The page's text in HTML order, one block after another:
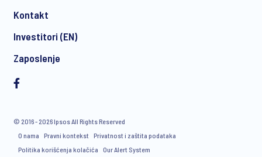
communication about products and services including
Kontakt
Investitori (EN)
Zaposlenje
© 2016 - 2026 Ipsos All Rights Reserved
O nama
Pravni kontekst Privatnost i zaštita podataka
Politika korišćenja kolačića
Our Alert System